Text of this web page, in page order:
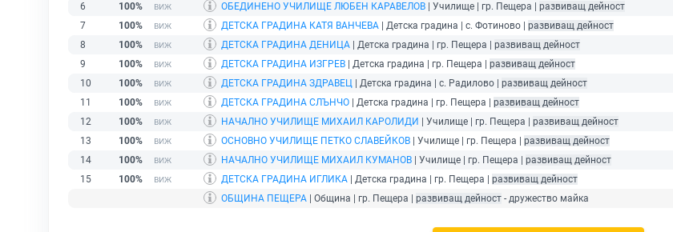
6
100% ОБЕДИНЕНО УЧИЛИЩЕ ЛЮБЕН КАРАВЕЛОВ | Училище | гр. Пещера | развиващ дейност
7
100% ДЕТСКА ГРАДИНА КАТЯ ВАНЧЕВА | Детска градина | с. Фотиново | развиващ дейност
8
100% ДЕТСКА ГРАДИНА ДЕНИЦА | Детска градина | гр. Пещера | развиващ дейност
9
100% ДЕТСКА ГРАДИНА ИЗГРЕВ | Детска градина | гр. Пещера | развиващ дейност
10
100% ДЕТСКА ГРАДИНА ЗДРАВЕЦ | Детска градина | с. Радилово | развиващ дейност
11
100% ДЕТСКА ГРАДИНА СЛЪНЧО | Детска градина | гр. Пещера | развиващ дейност
12
100% НАЧАЛНО УЧИЛИЩЕ МИХАИЛ КАРОЛИДИ | Училище | гр. Пещера | развиващ дейност
13
100% ОСНОВНО УЧИЛИЩЕ ПЕТКО СЛАВЕЙКОВ | Училище | гр. Пещера | развиващ дейност
14
100% НАЧАЛНО УЧИЛИЩЕ МИХАИЛ КУМАНОВ | Училище | гр. Пещера | развиващ дейност
15
100% ДЕТСКА ГРАДИНА ИГЛИКА | Детска градина | гр. Пещера | развиващ дейност
ОБЩИНА ПЕЩЕРА | Община | гр. Пещера | развиващ дейност - дружество майка